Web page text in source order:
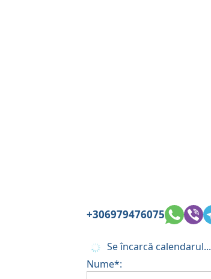
+306979476075
Se încarcă calendarul...
Nume*: